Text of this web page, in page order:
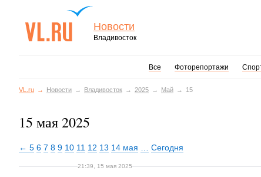
Новости
Владивосток
Все Фоторепортажи
VL.ru Новости Владивосток 2025 Май 15
15 мая 2025
← 5 6 7 8 9 10 11 12 13 14 мая Сегодня
21:39, 15 мая 2025